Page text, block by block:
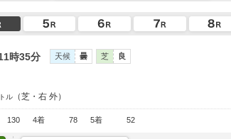
時35分 天候 曇 芝 良
ル （芝・右 外）
130 4着 78 5着 52